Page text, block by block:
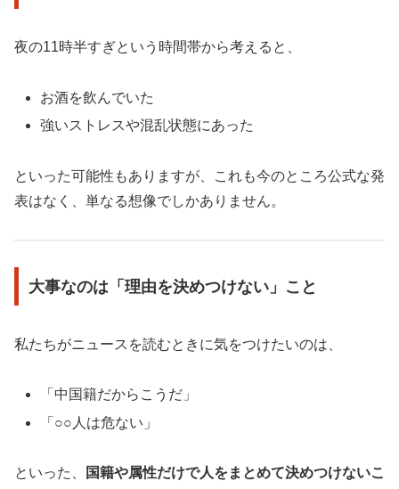
夜の11時半すぎという時間帯から考えると、
お酒を飲んでいた
強いストレスや混乱状態にあった
といった可能性もありますが、これも今のところ公式な発
表はなく、単なる想像でしかありません。
大事なのは「理由を決めつけない」こと
私たちがニュースを読むときに気をつけたいのは、
「中国籍だからこうだ」
「○○人は危ない」
といった、
国籍や属性だけで人をまとめて決めつけないこ